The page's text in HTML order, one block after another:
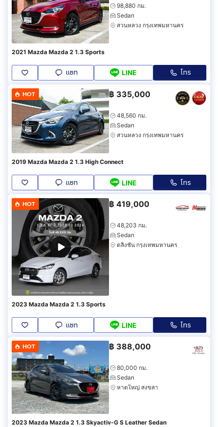
98,880 กม.
Sedan
สวนหลวง กรุงเทพมหานคร
2021 Mazda Mazda 2 1.3 Sports
แชท LINE โทร
HOT ฿ 335,000
48,560 กม.
Sedan
สวนหลวง กรุงเทพมหานคร
2019 Mazda Mazda 2 1.3 High Connect
แชท LINE โทร
HOT ฿ 419,000
48,203 กม.
Sedan
ตลิ่งชัน กรุงเทพมหานคร
2023 Mazda Mazda 2 1.3 Sports
แชท LINE โทร
HOT ฿ 388,000
80,000 กม.
Sedan
หาดใหญ่ สงขลา
2023 Mazda Mazda 2 1.3 Skyactiv-G S Leather Sedan